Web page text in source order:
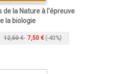
de la Nature à l'épreuve
la biologie
12,50 € 7,50 € (-40%)